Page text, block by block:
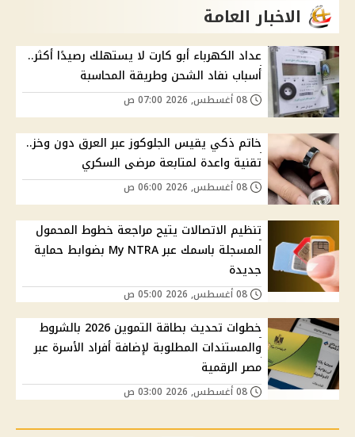
الاخبار العامة
عداد الكهرباء أبو كارت لا يستهلك رصيدًا أكثر..
أسباب نفاد الشحن وطريقة المحاسبة
خاتم ذكي يقيس الجلوكوز عبر العرق دون وخز..
تقنية واعدة لمتابعة مرضى السكري
تنظيم الاتصالات يتيح مراجعة خطوط المحمول
المسجلة باسمك عبر My NTRA بضوابط حماية
جديدة
خطوات تحديث بطاقة التموين 2026 بالشروط
والمستندات المطلوبة لإضافة أفراد الأسرة عبر
مصر الرقمية